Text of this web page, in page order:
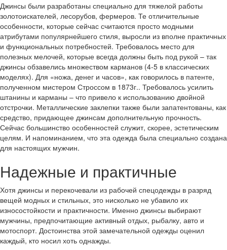
Джинсы были разработаны специально для тяжелой работы
золотоискателей, лесорубов, фермеров. Те отличительные
особенности, которые сейчас считаются просто модными
атрибутами популярнейшего стиля, выросли из вполне практичных
и функциональных потребностей. Требовалось место для
полезных мелочей, которые всегда должны быть под рукой – так
джинсы обзавелись множеством карманов (4-5 в классических
моделях). Для «ножа, денег и часов», как говорилось в патенте,
полученном мистером Строссом в 1873г.. Требовалось усилить
штанины и карманы – что привело к использованию двойной
отстрочки. Металлические заклепки также были запатентованы, как
средство, придающее джинсам дополнительную прочность.
Сейчас большинство особенностей служит, скорее, эстетическим
целям. И напоминанием, что эта одежда была специально создана
для настоящих мужчин.
Надежные и практичные
Хотя джинсы и перекочевали из рабочей спецодежды в разряд
вещей модных и стильных, это нисколько не убавило их
износостойкости и практичности. Именно джинсы выбирают
мужчины, предпочитающие активный отдых, рыбалку, авто и
мотоспорт. Достоинства этой замечательной одежды оценил
каждый, кто носил хоть однажды.